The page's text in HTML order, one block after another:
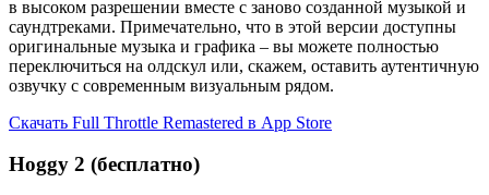
в высоком разрешении вместе с заново созданной музыкой и
саундтреками. Примечательно, что в этой версии доступны
оригинальные музыка и графика – вы можете полностью
переключиться на олдскул или, скажем, оставить аутентичную
озвучку с современным визуальным рядом.
Скачать Full Throttle Remastered в App Store
Hoggy 2 (бесплатно)